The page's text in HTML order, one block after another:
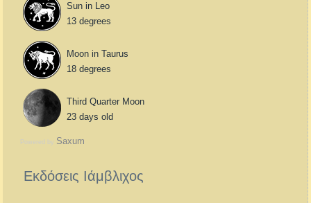
Sun in Leo
13 degrees
Moon in Taurus
18 degrees
Third Quarter Moon
23 days old
Powered by Saxum
Εκδόσεις Ιάμβλιχος